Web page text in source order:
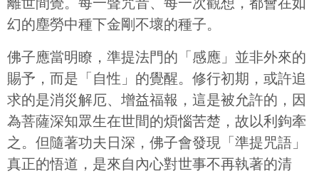
幻的塵勞中種下金剛不壞的種子。
佛子應當明瞭，準提法門的「感應」並非外來的
賜予，而是「自性」的覺醒。修行初期，或許追
求的是消災解厄、增益福報，這是被允許的，因
為菩薩深知眾生在世間的煩惱苦楚，故以利鉤牽
之。但隨著功夫日深，佛子會發現「準提咒語」
真正的悟道，是來自內心對世事不再執著的清